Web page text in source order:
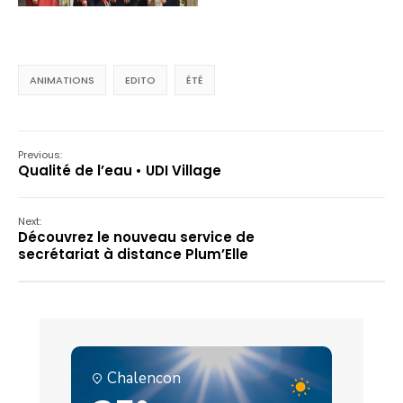
ANIMATIONS EDITO ÉTÉ
Previous:
Qualité de l’eau • UDI Village
Next:
Découvrez le nouveau service de
secrétariat à distance Plum’Elle
Chalencon